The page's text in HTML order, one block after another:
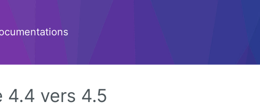
4.4 vers 4.5